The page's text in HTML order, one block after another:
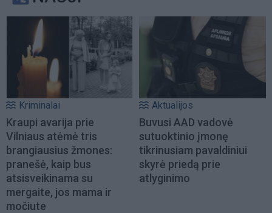
Kriminalai
Kraupi avarija prie
Vilniaus atėmė tris
brangiausius žmones:
pranešė, kaip bus
atsisveikinama su
mergaite, jos mama ir
močiute
Aktualijos
Buvusi AAD vadovė
sutuoktinio įmonę
tikrinusiam pavaldiniui
skyrė priedą prie
atlyginimo